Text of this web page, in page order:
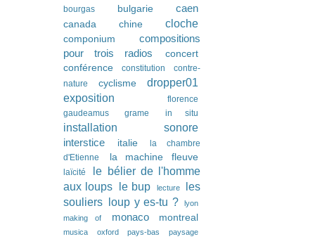
bourgas bulgarie caen
canada chine cloche
componium
compositions
pour trois radios
concert
conférence
constitution
contre-
nature
cyclisme
dropper01
exposition
florence
gaudeamus
grame in situ
installation sonore
interstice italie
la chambre
d'Etienne
la machine fleuve
laïcité
le bélier de l'homme
aux loups
le bup lecture
les
souliers loup y es-tu ?
lyon
making of
monaco montreal
musica oxford pays-bas paysage